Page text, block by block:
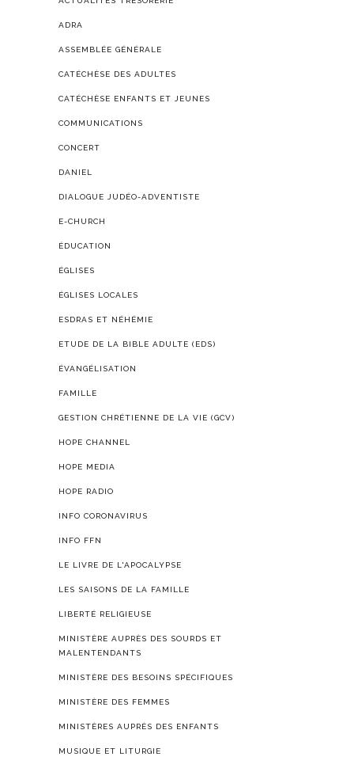
ADRA
ASSEMBLÉE GÉNÉRALE
CATÉCHÈSE DES ADULTES
CATÉCHÈSE ENFANTS ET JEUNES
COMMUNICATIONS
CONCERT
DANIEL
DIALOGUE JUDÉO-ADVENTISTE
E-CHURCH
ÉDUCATION
ÉGLISES
ÉGLISES LOCALES
ESDRAS ET NÉHÉMIE
ETUDE DE LA BIBLE ADULTE (EDS)
ÉVANGÉLISATION
FAMILLE
GESTION CHRÉTIENNE DE LA VIE (GCV)
HOPE CHANNEL
HOPE MEDIA
HOPE RADIO
INFO CORONAVIRUS
INFO FFN
LE LIVRE DE L'APOCALYPSE
LES SAISONS DE LA FAMILLE
LIBERTÉ RELIGIEUSE
MINISTÈRE AUPRÈS DES SOURDS ET
MALENTENDANTS
MINISTÈRE DES BESOINS SPÉCIFIQUES
MINISTÈRE DES FEMMES
MINISTÈRES AUPRÈS DES ENFANTS
MUSIQUE ET LITURGIE